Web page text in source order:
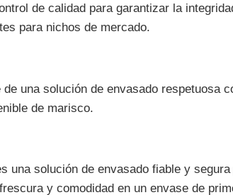
de calidad para garantizar la
para nichos de mercado.
una solución de envasado respetuosa
de marisco.
una solución de envasado fiable y
y comodidad en un envase de